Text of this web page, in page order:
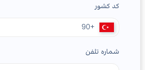
کد کشور
+90
شماره تلفن